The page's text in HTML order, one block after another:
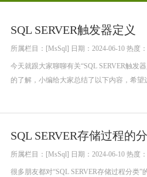
SQL SERVER触发器定义
所属栏目：[MsSql] 日期：2024-06-10 热度
今天就跟大家聊聊有关“SQL SERVER触发
的了解，小编给大家总结了以下内容，希望
SQL SERVER存储过程的
所属栏目：[MsSql] 日期：2024-06-10 热度
很多朋友都对“SQL SERVER存储过程分类